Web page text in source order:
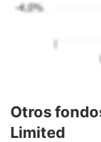
Otros
Limited